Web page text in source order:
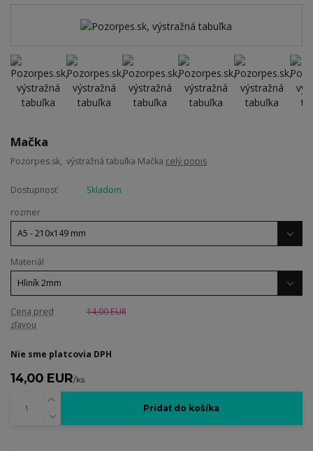
Mačka
Pozorpes.sk, výstražná tabuľka Mačka celý popis
Dostupnosť
Skladom
rozmer
Materiál
Cena pred
zľavou
14,00 EUR
Nie sme platcovia DPH
14,00 EUR/ks
Pridať do košíka